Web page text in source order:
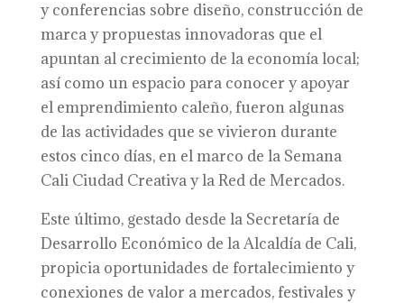
y conferencias sobre diseño, construcción de
marca y propuestas innovadoras que el
apuntan al crecimiento de la economía local;
así como un espacio para conocer y apoyar
el emprendimiento caleño, fueron algunas
de las actividades que se vivieron durante
estos cinco días, en el marco de la Semana
Cali Ciudad Creativa y la Red de Mercados.
Este último, gestado desde la Secretaría de
Desarrollo Económico de la Alcaldía de Cali,
propicia oportunidades de fortalecimiento y
conexiones de valor a mercados, festivales y